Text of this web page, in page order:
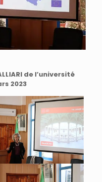
de l’université
2023